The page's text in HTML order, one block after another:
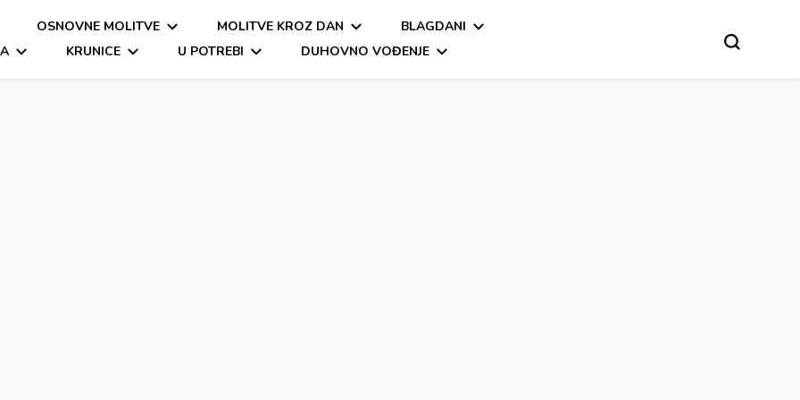
molitva
oče naš, zdravo marijo
OSNOVNE MOLITVE MOLITVE KROZ DAN
BLAGDANI
KRUNICE U POTREBI DUHOVNO VOĐENJE